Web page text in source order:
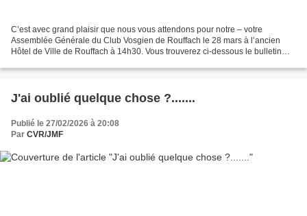
C’est avec grand plaisir que nous vous attendons pour notre – votre
Assemblée Générale du Club Vosgien de Rouffach le 28 mars à l’ancien
Hôtel de Ville de Rouffach à 14h30. Vous trouverez ci-dessous le bulletin
J'ai oublié quelque chose ?.......
Publié le 27/02/2026 à 20:08
Par CVR/JMF